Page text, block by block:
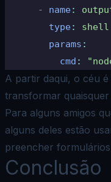
      -
name:
        type
:
shell
        params
:
          cmd
:
A partir daqui, o céu
transformar
Para alguns amigos
alguns deles estão
preencher
Conclusão